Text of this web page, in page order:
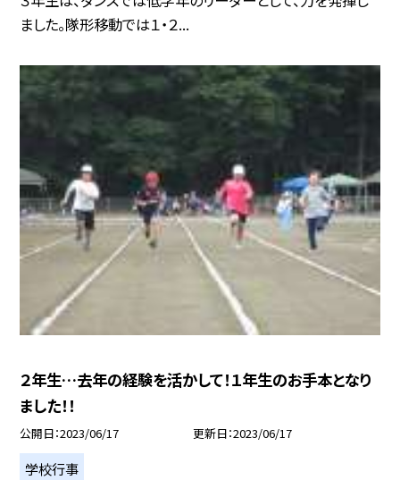
ました。隊形移動では１・２...
２年生…去年の経験を活かして！１年生のお手本となり
ました！！
公開日 2023/06/17 更新日 2023/06/17
学校行事